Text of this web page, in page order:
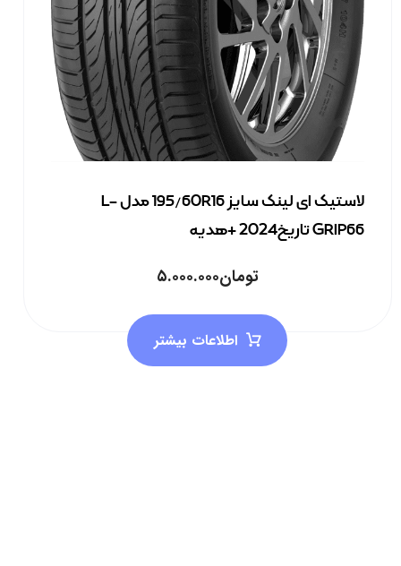
لاستیک ای لینک سایز 195/60R16 مدل L-
GRIP66 تاریخ2024 +هدیه
تومان۵.۰۰۰.۰۰۰
اطلاعات بیشتر